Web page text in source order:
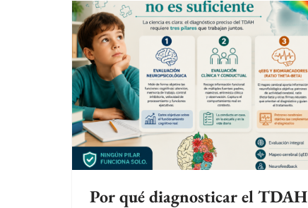
Por qué diagnosticar el TDAH